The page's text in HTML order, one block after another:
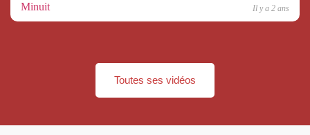
Il y a 2 ans
Toutes ses vidéos